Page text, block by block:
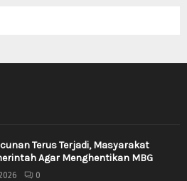
Terus Terjadi, Masyarakat
Agar Menghentikan MBG
0